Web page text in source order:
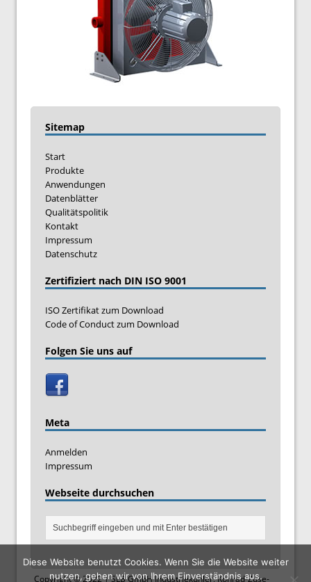
Sitemap
Start
Produkte
Anwendungen
Datenblätter
Qualitätspolitik
Kontakt
Impressum
Datenschutz
Zertifiziert nach DIN ISO 9001
ISO Zertifikat zum Download
Code of Conduct zum Download
Folgen Sie uns auf
Meta
Anmelden
Impressum
Webseite durchsuchen
Copyright © 2022 | SLB GmbH Industriekühler, Konrad-Zuse-
Diese Website benutzt Cookies. Wenn Sie die Website weiter
nutzen, gehen wir von Ihrem Einverständnis aus.